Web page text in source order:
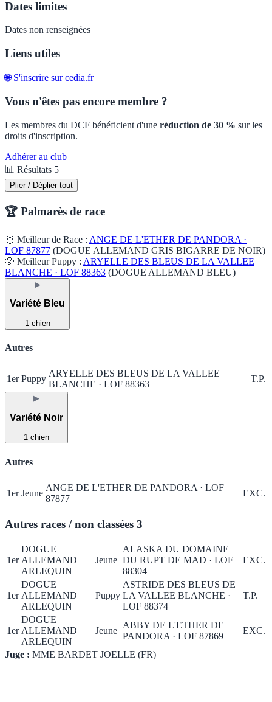
Dates limites
Dates non renseignées
Liens utiles
🌐 S'inscrire sur cedia.fr
Vous n'êtes pas encore membre ?
Les membres du DCF bénéficient d'une réduction de 30 % sur les
droits d'inscription.
Adhérer au club
📊 Résultats 5
Plier / Déplier tout
🏆 Palmarès de race
🥇 Meilleur de Race : ANGE DE L'ETHER DE PANDORA ·
LOF 87877 (DOGUE ALLEMAND GRIS BIGARRE DE NOIR)
🐶 Meilleur Puppy : ARYELLE DES BLEUS DE LA VALLEE
BLANCHE · LOF 88363 (DOGUE ALLEMAND BLEU)
▶
Variété Bleu
1 chien
Autres
1er Puppy
ARYELLE DES BLEUS DE LA VALLEE
BLANCHE · LOF 88363
T.P.
▶
Variété Noir
1 chien
Autres
1er Jeune
ANGE DE L'ETHER DE PANDORA · LOF
87877
EXC.
Autres races / non classées 3
1er
DOGUE
ALLEMAND
ARLEQUIN
Jeune
ALASKA DU DOMAINE
DU RUPT DE MAD · LOF
88304
EXC.
1er
DOGUE
ALLEMAND
ARLEQUIN
Puppy
ASTRIDE DES BLEUS DE
LA VALLEE BLANCHE ·
LOF 88374
T.P.
1er
DOGUE
ALLEMAND
ARLEQUIN
Jeune
ABBY DE L'ETHER DE
PANDORA · LOF 87869
EXC.
Juge : MME BARDET JOELLE (FR)